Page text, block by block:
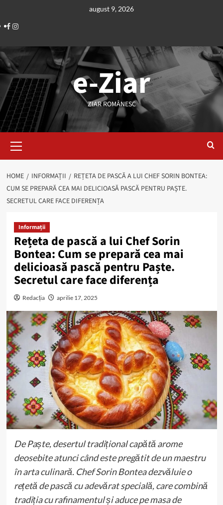
content
august 9, 2026
Facebook
Instagram
e-Ziar
ZIAR ROMÂNESC
Menu
HOME INFORMAȚII
REȚETA DE PASCĂ A LUI CHEF SORIN BONTEA:
CUM SE PREPARĂ CEA MAI DELICIOASĂ PASCĂ PENTRU PAȘTE.
SECRETUL CARE FACE DIFERENȚA
Informații
Rețeta de pască a lui Chef Sorin
Bontea: Cum se prepară cea mai
delicioasă pască pentru Paște.
Secretul care face diferența
Redacția aprilie 17, 2025
De Paște, desertul tradițional capătă arome
deosebite atunci când este pregătit de un maestru
în arta culinară. Chef Sorin Bontea dezvăluie o
rețetă de pască cu adevărat specială, care combină
tradiția cu rafinamentul și aduce pe masa de